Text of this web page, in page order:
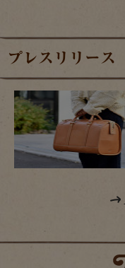
プレスリリース